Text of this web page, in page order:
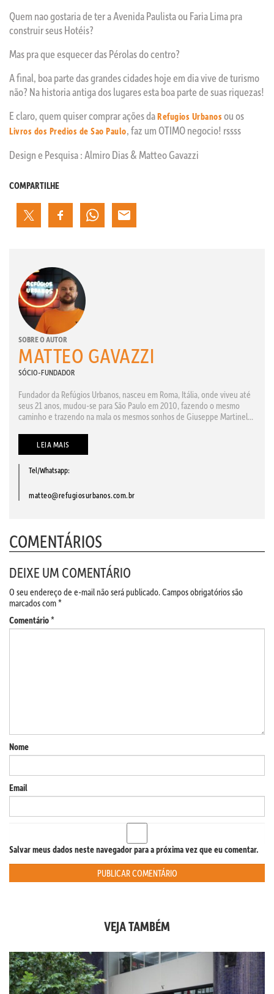
Quem nao gostaria de ter a Avenida Paulista ou Faria Lima pra
construir seus Hotéis?
Mas pra que esquecer das Pérolas do centro?
A final, boa parte das grandes cidades hoje em dia vive de turismo
não? Na historia antiga dos lugares esta boa parte de suas riquezas!
E claro, quem quiser comprar ações daRefugios Urbanos ou os
Livros dos Predios de Sao Paulo, faz um OTIMO negocio! rssss
Design e Pesquisa : Almiro Dias & Matteo Gavazzi
COMPARTILHE
SOBRE O AUTOR
MATTEO GAVAZZI
SÓCIO-FUNDADOR
Fundador da Refúgios Urbanos, nasceu em Roma, Itália, onde viveu até
seus 21 anos, mudou-se para São Paulo em 2010, fazendo o mesmo
caminho e trazendo na mala os mesmos sonhos de Giuseppe Martinel...
LEIA MAIS
Tel/Whatsapp:
matteo@refugiosurbanos.com.br
COMENTÁRIOS
DEIXE UM COMENTÁRIO
O seu endereço de e-mail não será publicado.Campos obrigatórios são
marcados com*
Comentário*
Nome
Email
Salvar meus dados neste navegador para a próxima vez que eu comentar.
VEJA TAMBÉM